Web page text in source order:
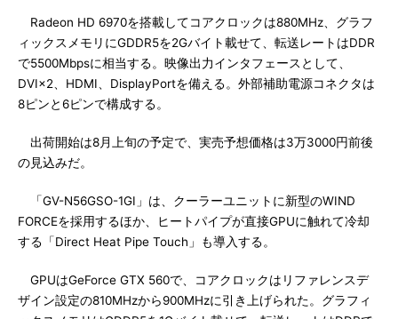
Radeon HD 6970を搭載してコアクロックは880MHz、グラフ
ィックスメモリにGDDR5を2Gバイト載せて、転送レートはDDR
で5500Mbpsに相当する。映像出力インタフェースとして、
DVI×2、HDMI、DisplayPortを備える。外部補助電源コネクタは
8ピンと6ピンで構成する。
出荷開始は8月上旬の予定で、実売予想価格は3万3000円前後
の見込みだ。
「GV-N56GSO-1GI」は、クーラーユニットに新型のWIND
FORCEを採用するほか、ヒートパイプが直接GPUに触れて冷却
する「Direct Heat Pipe Touch」も導入する。
GPUはGeForce GTX 560で、コアクロックはリファレンスデ
ザイン設定の810MHzから900MHzに引き上げられた。グラフィ